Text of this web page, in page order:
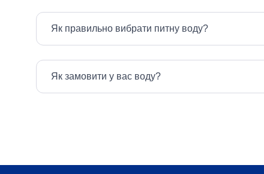
Як правильно вибрати питну воду?
Як замовити у вас воду?